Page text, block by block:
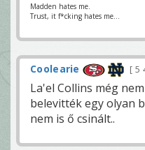
Madden hates me.
Trust, it f*cking hates me...
Coolearie 5
La'el Collins még
belevitték egy olyan
nem is ő csinált..